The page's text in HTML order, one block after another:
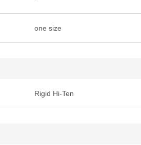
one size
Rigid Hi-Ten